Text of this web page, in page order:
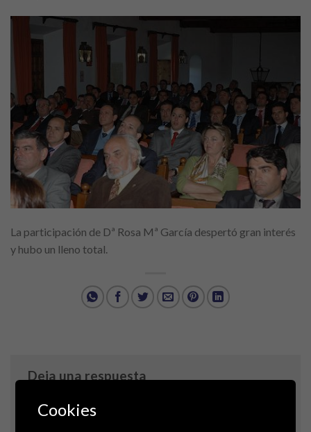
La participación de Dª Rosa Mª García despertó gran interés
y hubo un lleno total.
Deja una respuesta
Tu dirección de correo electrónico no será publicada.
Los campos obligatorios están marcados con
Cookies